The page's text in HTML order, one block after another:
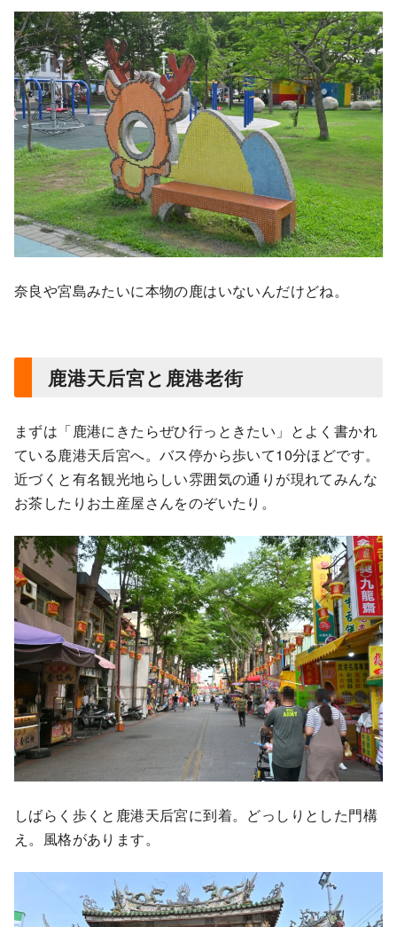
奈良や宮島みたいに本物の鹿はいないんだけどね。
鹿港天后宮と鹿港老街
まずは「鹿港にきたらぜひ行っときたい」とよく書かれ
ている鹿港天后宮へ。バス停から歩いて10分ほどです。
近づくと有名観光地らしい雰囲気の通りが現れてみんな
お茶したりお土産屋さんをのぞいたり。
しばらく歩くと鹿港天后宮に到着。どっしりとした門構
え。風格があります。